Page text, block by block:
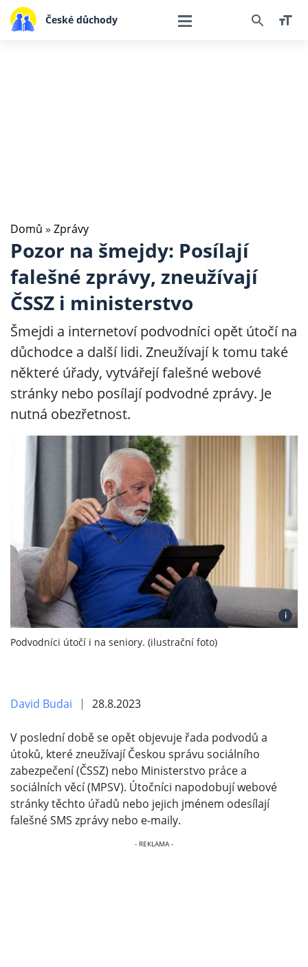
České důchody
Domů » Zprávy
Pozor na šmejdy: Posílají
falešné zprávy, zneužívají
ČSSZ i ministerstvo
Šmejdi a internetoví podvodníci opět útočí na
důchodce a další lidi. Zneužívají k tomu také
některé úřady, vytvářejí falešné webové
stránky nebo posílají podvodné zprávy. Je
nutná obezřetnost.
i
Podvodníci útočí i na seniory. (ilustrační foto)
David Budai 28.8.2023
V poslední době se opět objevuje řada podvodů a
útoků, které zneužívají Českou správu sociálního
zabezpečení (ČSSZ) nebo Ministerstvo práce a
sociálních věcí (MPSV). Útočníci napodobují webové
stránky těchto úřadů nebo jejich jménem odesílají
falešné SMS zprávy nebo e-maily.